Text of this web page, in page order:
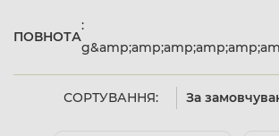
СОРТУВАННЯ: За
ПОВНОТА
: